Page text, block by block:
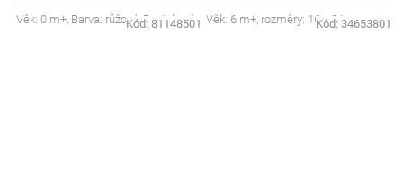
Věk: 0 m+, Barva: růžová, Bocioland
Kód: 81148501 Věk: 6 m+, rozměry: 16 x 24 cm
Kód: 34653801